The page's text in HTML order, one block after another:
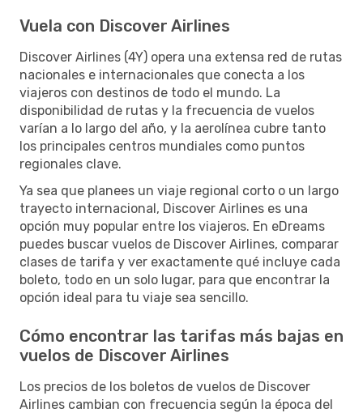
Vuela con Discover Airlines
Discover Airlines (4Y) opera una extensa red de rutas
nacionales e internacionales que conecta a los
viajeros con destinos de todo el mundo. La
disponibilidad de rutas y la frecuencia de vuelos
varían a lo largo del año, y la aerolínea cubre tanto
los principales centros mundiales como puntos
regionales clave.
Ya sea que planees un viaje regional corto o un largo
trayecto internacional, Discover Airlines es una
opción muy popular entre los viajeros. En eDreams
puedes buscar vuelos de Discover Airlines, comparar
clases de tarifa y ver exactamente qué incluye cada
boleto, todo en un solo lugar, para que encontrar la
opción ideal para tu viaje sea sencillo.
Cómo encontrar las tarifas más bajas en
vuelos de Discover Airlines
Los precios de los boletos de vuelos de Discover
Airlines cambian con frecuencia según la época del